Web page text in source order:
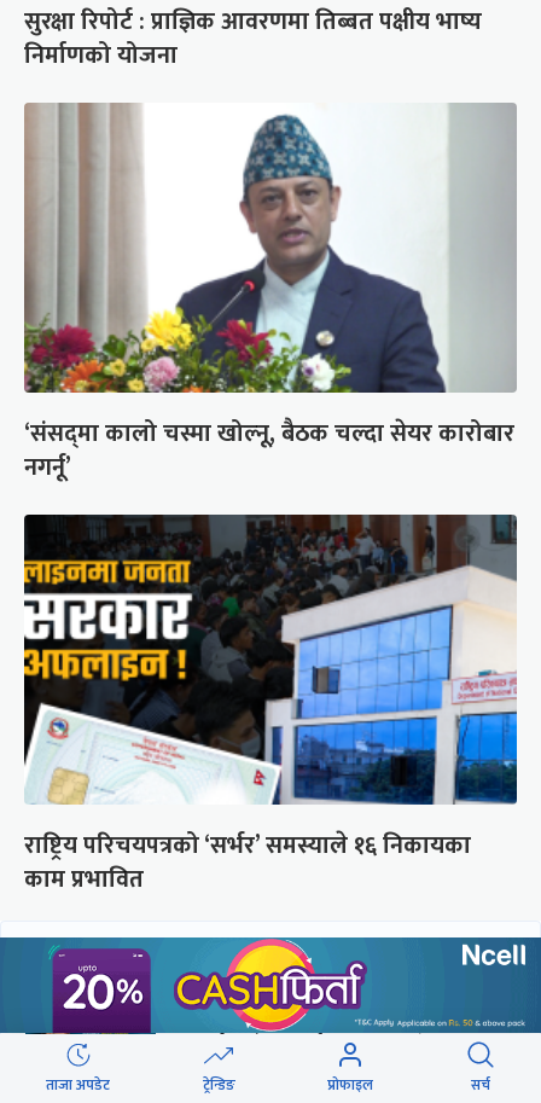
सुरक्षा रिपोर्ट : प्राज्ञिक आवरणमा तिब्बत पक्षीय भाष्य
निर्माणको योजना
‘संसद्‍मा कालो चस्मा खोल्नू, बैठक चल्दा सेयर कारोबार
नगर्नू’
राष्ट्रिय परिचयपत्रको ‘सर्भर’ समस्याले १६ निकायका
काम प्रभावित
छुटाउनुभयो कि ?
संसद्लाई टेर्दैनन् प्रधानमन्त्री, लाचार
छन् सभामुख
ताजा अपडेट ट्रेन्डिङ प्रोफाइल सर्च